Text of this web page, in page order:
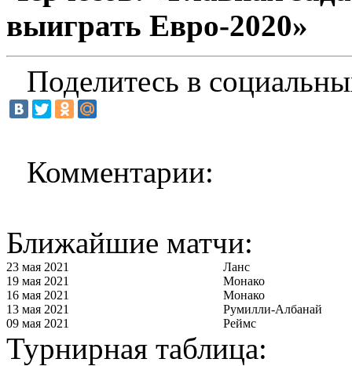
выиграть Евро-2020»
Поделитесь в
Комментарии:
Ближайшие матчи:
23 мая 2021
Ланс
19 мая 2021
Монако
16 мая 2021
Монако
13 мая 2021
Румилли-Албанай
09 мая 2021
Реймс
Турнирная таблица: